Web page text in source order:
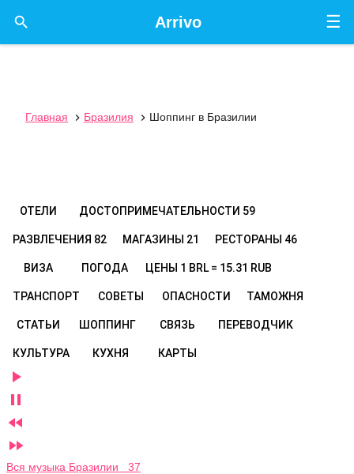
☰
Arrivo

Главная  Бразилия  Шоппинг в Бразилии
ОТЕЛИ ДОСТОПРИМЕЧАТЕЛЬНОСТИ 59
РАЗВЛЕЧЕНИЯ 82 МАГАЗИНЫ 21 РЕСТОРАНЫ 46
ВИЗА ПОГОДА ЦЕНЫ 1 BRL = 15.31 RUB
ТРАНСПОРТ СОВЕТЫ ОПАСНОСТИ ТАМОЖНЯ
СТАТЬИ ШОППИНГ СВЯЗЬ ПЕРЕВОДЧИК
КУЛЬТУРА КУХНЯ КАРТЫ




Вся музыка Бразилии 37